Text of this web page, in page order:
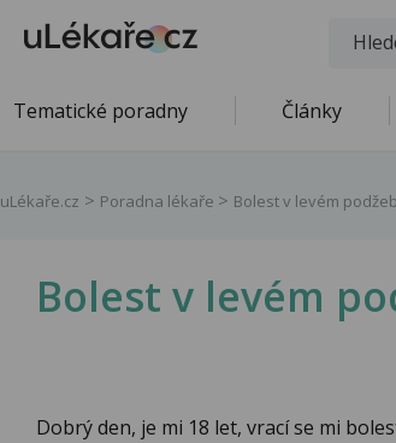
Tematické poradny Články
uLékaře.cz Poradna lékaře Bolest v levém
Bolest v levém
Dobrý den, je mi 18 let, vrací se mi